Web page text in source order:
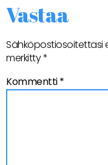
Vastaa
Sähköpostiosoitettasi
merkitty*
Kommentti*